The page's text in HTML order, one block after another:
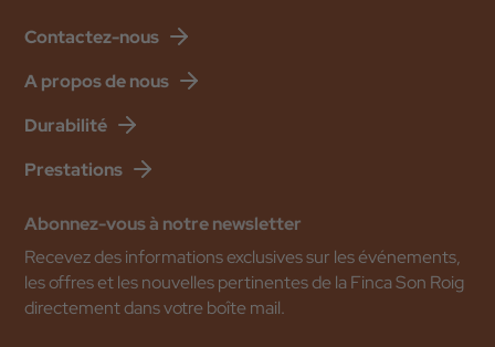
Contactez-nous
A propos de nous
Durabilité
Prestations
Abonnez-vous à notre newsletter
Recevez des informations exclusives sur les événements,
les offres et les nouvelles pertinentes de la Finca Son Roig
directement dans votre boîte mail.